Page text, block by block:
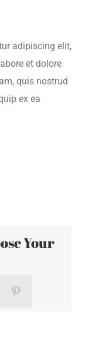
adipiscing elit,
et dolore
quis nostrud
ex ea
Your
Pinterest